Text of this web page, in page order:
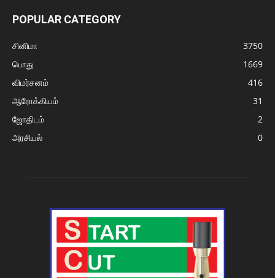
POPULAR CATEGORY
சினிமா
3750
பொது
1669
விமர்சனம்
416
ஆரோக்கியம்
31
ஜோதிடம்
2
அரசியல்
0